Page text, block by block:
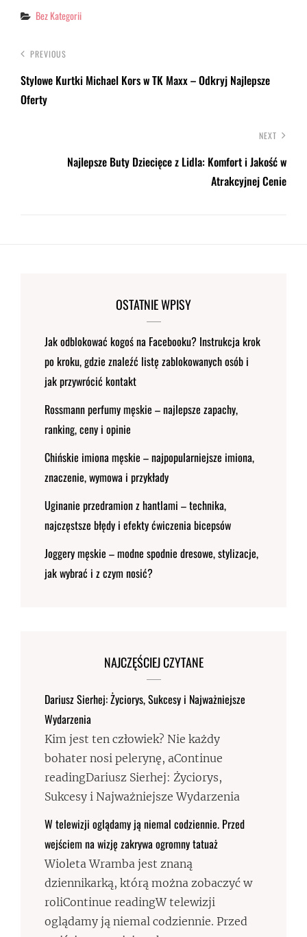
Categories
Bez Kategorii
PREVIOUS
Stylowe Kurtki Michael Kors w TK Maxx – Odkryj Najlepsze
Oferty
NEXT
Najlepsze Buty Dziecięce z Lidla: Komfort i Jakość w
Atrakcyjnej Cenie
OSTATNIE WPISY
Jak odblokować kogoś na Facebooku? Instrukcja krok
po kroku, gdzie znaleźć listę zablokowanych osób i
jak przywrócić kontakt
Rossmann perfumy męskie – najlepsze zapachy,
ranking, ceny i opinie
Chińskie imiona męskie – najpopularniejsze imiona,
znaczenie, wymowa i przykłady
Uginanie przedramion z hantlami – technika,
najczęstsze błędy i efekty ćwiczenia bicepsów
Joggery męskie – modne spodnie dresowe, stylizacje,
jak wybrać i z czym nosić?
NAJCZĘŚCIEJ CZYTANE
Dariusz Sierhej: Życiorys, Sukcesy i Najważniejsze
Wydarzenia
Kim jest ten człowiek? Nie każdy
bohater nosi pelerynę, aContinue
readingDariusz Sierhej: Życiorys,
Sukcesy i Najważniejsze Wydarzenia
W telewizji oglądamy ją niemal codziennie. Przed
wejściem na wizję zakrywa ogromny tatuaż
Wioleta Wramba jest znaną
dziennikarką, którą można zobaczyć w
roliContinue readingW telewizji
oglądamy ją niemal codziennie. Przed